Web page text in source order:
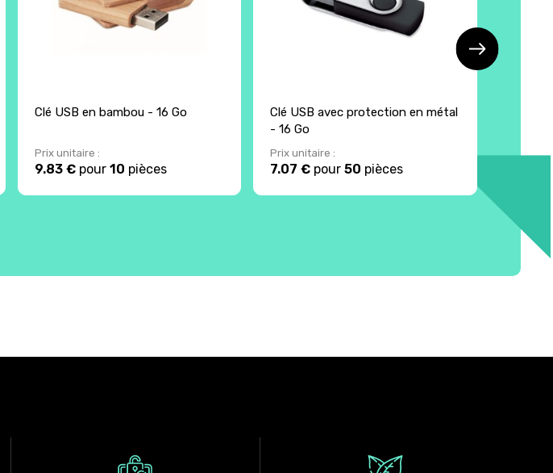
Clé USB en bambou - 16 Go
Prix unitaire :
9.83 €pour 10 pièces
Clé USB avec protection en métal
- 16 Go
Prix unitaire :
7.07 € pour50 pièces
Prix